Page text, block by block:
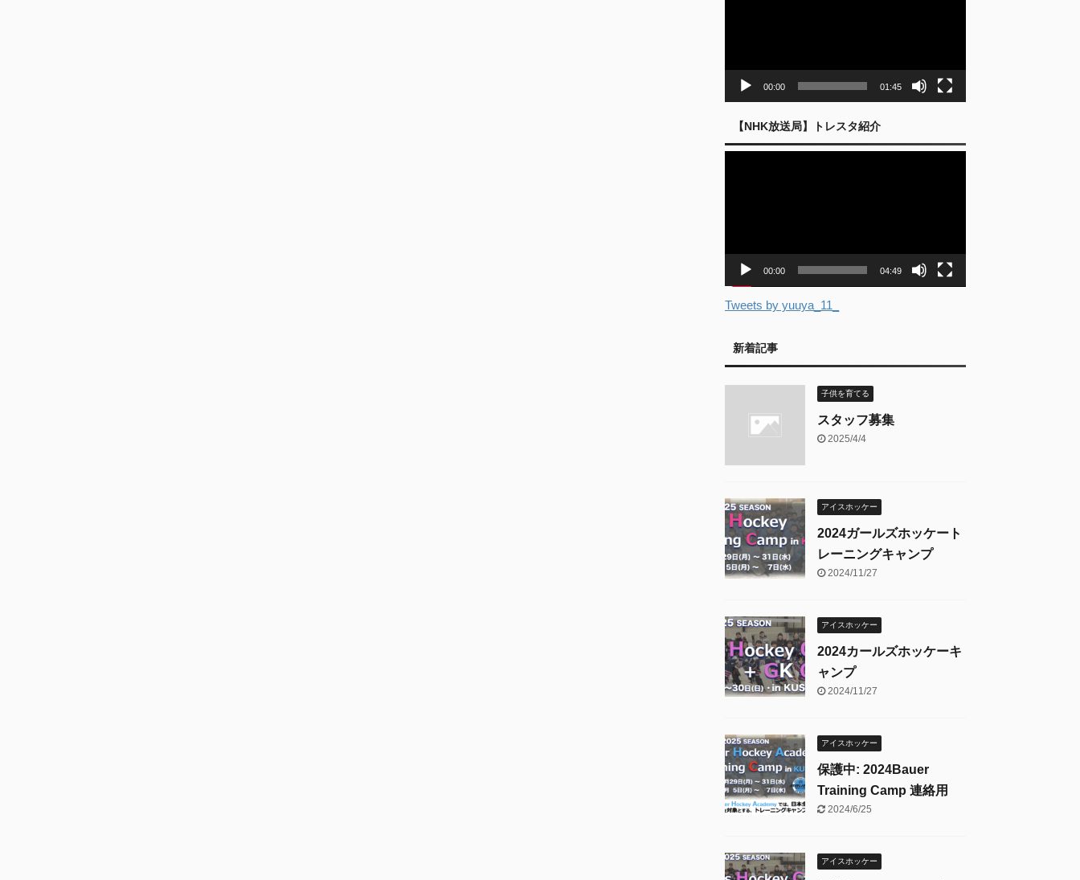
ー
00:00 01:45
【NHK放送局】トレスタ紹介
00:00 04:49
Tweets by yuuya_11_
新着記事
子供を育てる
スタッフ募集
2025/4/4
アイスホッケー
2024ガールズホッケート
レーニングキャンプ
2024/11/27
アイスホッケー
2024カールズホッケーキ
ャンプ
2024/11/27
アイスホッケー
保護中: 2024Bauer
Training Camp 連絡用
2024/6/25
アイスホッケー